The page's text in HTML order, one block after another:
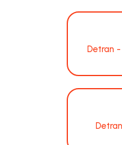
Detran